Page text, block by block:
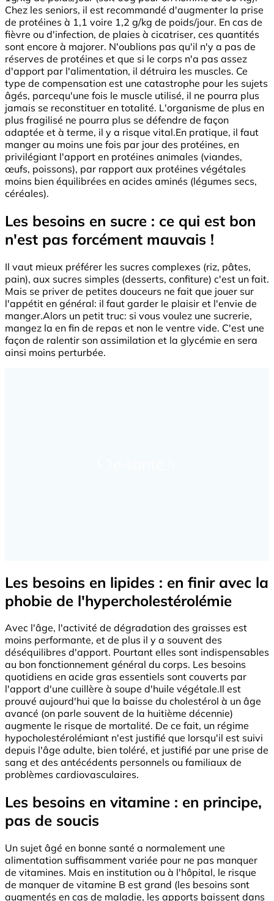
Chez les seniors, il est recommandé d'augmenter la prise
de protéines à 1,1 voire 1,2 g/kg de poids/jour. En cas de
fièvre ou d'infection, de plaies à cicatriser, ces quantités
sont encore à majorer. N'oublions pas qu'il n'y a pas de
réserves de protéines et que si le corps n'a pas assez
d'apport par l'alimentation, il détruira les muscles. Ce
type de compensation est une catastrophe pour les sujets
âgés, parcequ'une fois le muscle utilisé, il ne pourra plus
jamais se reconstituer en totalité. L'organisme de plus en
plus fragilisé ne pourra plus se défendre de façon
adaptée et à terme, il y a risque vital.En pratique, il faut
manger au moins une fois par jour des protéines, en
privilégiant l'apport en protéines animales (viandes,
œufs, poissons), par rapport aux protéines végétales
moins bien équilibrées en acides aminés (légumes secs,
céréales).
Les besoins en sucre : ce qui est bon
n'est pas forcément mauvais !
Il vaut mieux préférer les sucres complexes (riz, pâtes,
pain), aux sucres simples (desserts, confiture) c'est un fait.
Mais se priver de petites douceurs ne fait que jouer sur
l'appétit en général: il faut garder le plaisir et l'envie de
manger.Alors un petit truc: si vous voulez une sucrerie,
mangez la en fin de repas et non le ventre vide. C'est une
façon de ralentir son assimilation et la glycémie en sera
ainsi moins perturbée.
Les besoins en lipides : en finir avec la
phobie de l'hypercholestérolémie
Avec l'âge, l'activité de dégradation des graisses est
moins performante, et de plus il y a souvent des
déséquilibres d'apport. Pourtant elles sont indispensables
au bon fonctionnement général du corps. Les besoins
quotidiens en acide gras essentiels sont couverts par
l'apport d'une cuillère à soupe d'huile végétale.Il est
prouvé aujourd'hui que la baisse du cholestérol à un âge
avancé (on parle souvent de la huitième décennie)
augmente le risque de mortalité. De ce fait, un régime
hypocholestérolémiant n'est justifié que lorsqu'il est suivi
depuis l'âge adulte, bien toléré, et justifié par une prise de
sang et des antécédents personnels ou familiaux de
problèmes cardiovasculaires.
Les besoins en vitamine : en principe,
pas de soucis
Un sujet âgé en bonne santé a normalement une
alimentation suffisamment variée pour ne pas manquer
de vitamines. Mais en institution ou à l'hôpital, le risque
de manquer de vitamine B est grand (les besoins sont
augmentés en cas de maladie, les apports baissent dans